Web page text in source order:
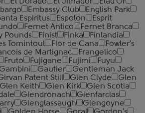
Embassy Club
English Park
Espiritus Espolon
Esprit
Fernet Antico
Fernet Branca
Pounds Finist Finka
Finlandia
Tomintoul Flor de Cana
Fowler's
de Martignac
Frangelico
Fruto Fujigane Fujimi
Fuyu
Gambini Gautier
Gentleman Jack
Patent Still Glen Clyde
Glen
Glen Keith Glen Kirk
Glen Scotia
Glendronach
Glenfarclas
Glenglassaugh
Glengoyne